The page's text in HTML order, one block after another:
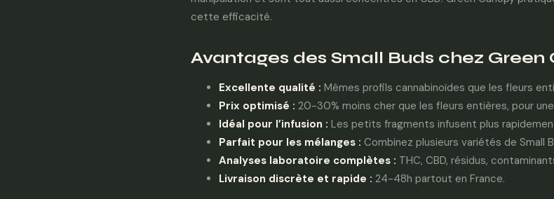
cette efficacité.
Avantages des Small Buds chez Green
Excellente qualité : Mêmes profils cannabinoïdes que les fleurs
Prix optimisé : 20-30% moins cher que les fleurs entières, pour
Idéal pour l’infusion : Les petits fragments infusent plus
Parfait pour les mélanges : Combinez plusieurs variétés de Small
Analyses laboratoire complètes : THC, CBD, résidus,
Livraison discrète et rapide : 24-48h partout en France.